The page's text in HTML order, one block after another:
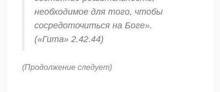
необходимое для того, чтобы
сосредоточиться на Боге».
(«Гита» 2.42.44)
(Продолжение следует)